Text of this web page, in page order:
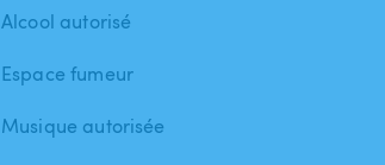
Alcool autorisé
Espace fumeur
Musique autorisée